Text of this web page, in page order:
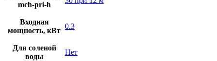
mch-pri-h
Входная
мощность, кВт
0.3
Для соленой
воды
Нет